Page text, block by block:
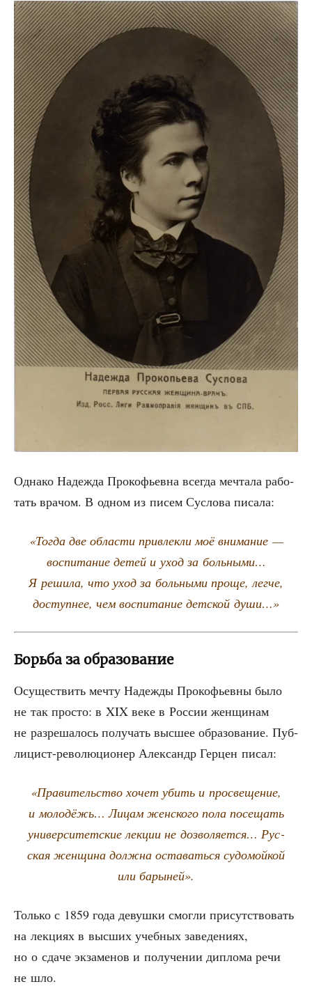
Одна­ко Надеж­да Про­ко­фьев­на все­гда меч­та­ла рабо­
тать вра­чом. В одном из писем Сус­ло­ва писала:
«Тогда две обла­сти при­влек­ли моё вни­ма­ние —
вос­пи­та­ние детей и уход за боль­ны­ми…
Я реши­ла, что уход за боль­ны­ми про­ще, лег­че,
доступ­нее, чем вос­пи­та­ние дет­ской души…»
Борьба за образование
Осу­ще­ствить меч­ту Надеж­ды Про­ко­фьев­ны было
не так про­сто: в XIX веке в Рос­сии жен­щи­нам
не раз­ре­ша­лось полу­чать выс­шее обра­зо­ва­ние. Пуб­
ли­цист-рево­лю­ци­о­нер Алек­сандр Гер­цен писал:
«Пра­ви­тель­ство хочет убить и про­све­ще­ние,
и моло­дёжь… Лицам жен­ско­го пола посе­щать
уни­вер­си­тет­ские лек­ции не доз­во­ля­ет­ся… Рус­
ская жен­щи­на долж­на оста­вать­ся судо­мой­кой
или барыней».
Толь­ко с 1859 года девуш­ки смог­ли при­сут­ство­вать
на лек­ци­ях в выс­ших учеб­ных заве­де­ни­ях,
но о сда­че экза­ме­нов и полу­че­нии дипло­ма речи
не шло.